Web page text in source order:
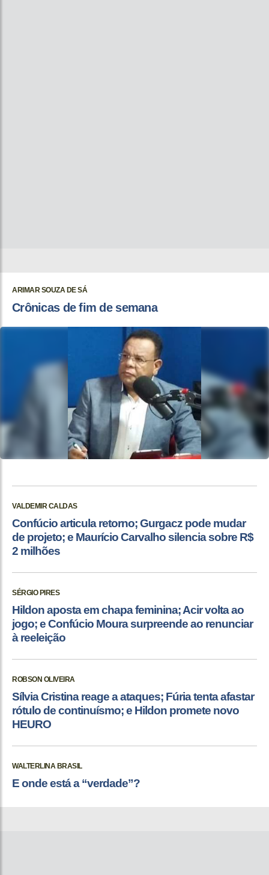
ARIMAR SOUZA DE SÁ
Crônicas de fim de semana
VALDEMIR CALDAS
Confúcio articula retorno; Gurgacz pode mudar
de projeto; e Maurício Carvalho silencia sobre R$
2 milhões
SÉRGIO PIRES
Hildon aposta em chapa feminina; Acir volta ao
jogo; e Confúcio Moura surpreende ao renunciar
à reeleição
ROBSON OLIVEIRA
Sílvia Cristina reage a ataques; Fúria tenta afastar
rótulo de continuísmo; e Hildon promete novo
HEURO
WALTERLINA BRASIL
E onde está a “verdade”?